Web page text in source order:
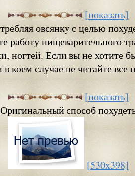
[показать]
овсянку с целью
работу пищеварительного
ногтей. Если вы не хотите
в коем случае не читайте все
[показать]
Оригинальный способ
[530x398]